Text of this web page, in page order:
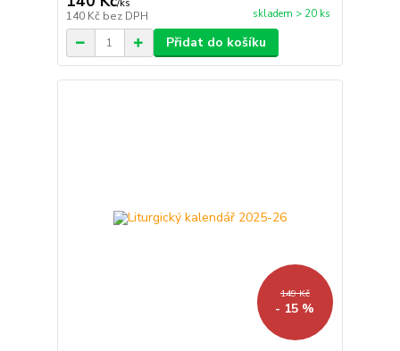
/ks
140 Kč bez DPH skladem > 20 ks
Přidat do košíku
149 Kč
- 15 %